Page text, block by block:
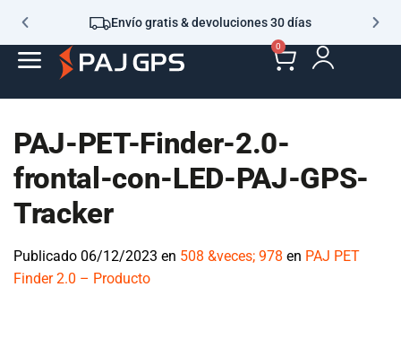
Envío gratis & devoluciones 30 días
0
PAJ-PET-Finder-2.0-
frontal-con-LED-PAJ-GPS-
Tracker
Publicado06/12/2023en 508 &veces; 978enPAJ PET Finder
2.0 – Producto